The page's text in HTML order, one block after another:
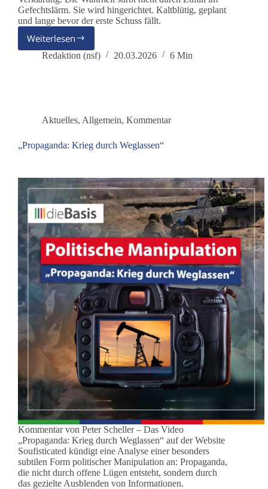
Gefechtslärm. Sie wird hingerichtet. Kaltblütig, geplant
und lange bevor der erste Schuss fällt.
Weiterlesen
CASUS
BELLI:
den
Krieg
maßgeschneidert
wird
Redaktion (nsf) 20.03.2026 6 Min
Aktuelles, Allgemein, Kommentar
„Propaganda: Krieg durch Weglassen“
Kommentar von Peter Scheller – Das Video
„Propaganda: Krieg durch Weglassen“ auf der Website
Soufisticated kündigt eine Analyse einer besonders
subtilen Form politischer Manipulation an: Propaganda,
die nicht durch offene Lügen entsteht, sondern durch
das gezielte Ausblenden von Informationen.